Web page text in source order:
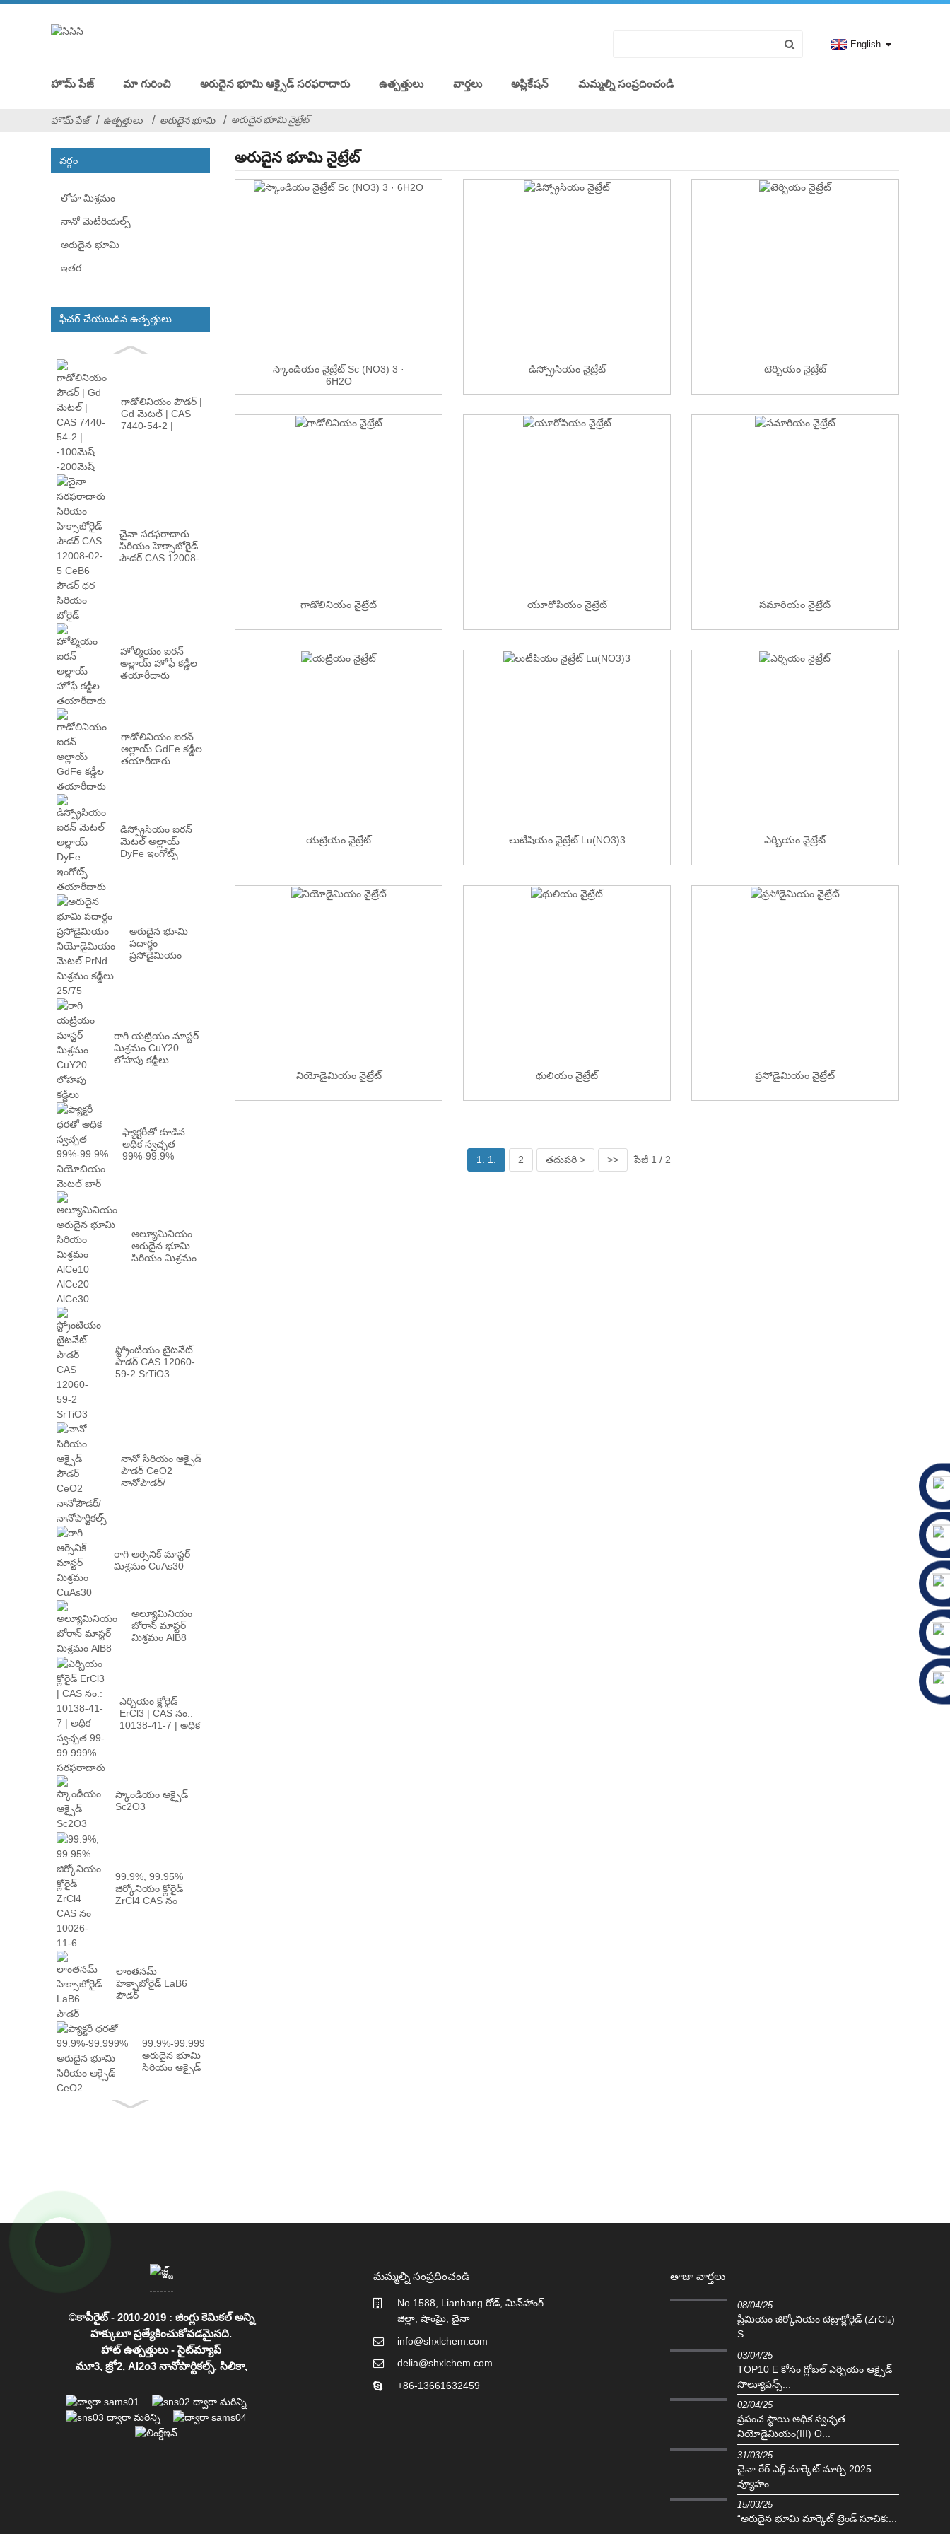
హొమ్ పేజ్ మా గురించి అరుదైన భూమి ఆక్సైడ్ సరఫరాదారు ఉత్పత్తులు వార్తలు అప్లికేషన్ మమ్మల్ని సంప్రదించండి
English
హొమ్ పేజ్ ఉత్పత్తులు అరుదైన భూమి అరుదైన భూమి నైట్రేట్
వర్గం
లోహ మిశ్రమం
నానో మెటీరియల్స్
అరుదైన భూమి
ఇతర
ఫీచర్ చేయబడిన ఉత్పత్తులు
గాడోలినియం పౌడర్ |
Gd మెటల్ | CAS
7440-54-2 |
చైనా సరఫరాదారు
సిరియం హెక్సాబోరైడ్
పౌడర్ CAS 12008-
హోల్మియం ఐరన్
అల్లాయ్ హోఫే కడ్డీల
తయారీదారు
గాడోలినియం ఐరన్
అల్లాయ్ GdFe కడ్డీల
తయారీదారు
డిస్ప్రోసియం ఐరన్
మెటల్ అల్లాయ్
DyFe ఇంగోట్స్
అరుదైన భూమి
పదార్థం
ప్రసోడైమియం
రాగి యట్రియం మాస్టర్
మిశ్రమం CuY20
లోహపు కడ్డీలు
ఫ్యాక్టరీతో కూడిన
అధిక స్వచ్ఛత
99%-99.9%
అల్యూమినియం
అరుదైన భూమి
సిరియం మిశ్రమం
స్ట్రోంటియం టైటనేట్
పౌడర్ CAS 12060-
59-2 SrTiO3
నానో సిరియం ఆక్సైడ్
పౌడర్ CeO2
నానోపౌడర్/
రాగి ఆర్సెనిక్ మాస్టర్
మిశ్రమం CuAs30
అల్యూమినియం
బోరాన్ మాస్టర్
మిశ్రమం AlB8
ఎర్బియం క్లోరైడ్
ErCl3 | CAS నం.:
10138-41-7 | అధిక
స్కాండియం ఆక్సైడ్
Sc2O3
99.9%, 99.95%
జిర్కోనియం క్లోరైడ్
ZrCl4 CAS నం
లాంతనమ్
హెక్సాబోరైడ్ LaB6
పౌడర్
99.9%-99.999%
అరుదైన భూమి
సిరియం ఆక్సైడ్
అరుదైన భూమి నైట్రేట్
స్కాండియం నైట్రేట్ Sc (NO3) 3 ·
6H2O
డిస్ప్రోసియం నైట్రేట్ టెర్బియం నైట్రేట్
గాడోలినియం నైట్రేట్ యూరోపియం నైట్రేట్ సమారియం నైట్రేట్
యట్రియం నైట్రేట్ లుటీషియం నైట్రేట్ Lu(NO3)3 ఎర్బియం నైట్రేట్
నియోడైమియం నైట్రేట్ థులియం నైట్రేట్ ప్రసోడైమియం నైట్రేట్
1. 1. 2 తదుపరి > >> పేజీ 1 / 2
©కాపీరైట్ - 2010-2019 : జింగ్లు కెమికల్ అన్ని
హక్కులూ ప్రత్యేకించుకోవడమైనది.
హాట్ ఉత్పత్తులు-సైట్‌మ్యాప్
మూ3, జ్రో2, Al2o3 నానోపార్టికల్స్, సిలికా,
మమ్మల్ని సంప్రదించండి
No 1588, Lianhang రోడ్, మిన్‌హాంగ్
జిల్లా, షాంఘై, చైనా
info@shxlchem.com
delia@shxlchem.com
+86-13661632459
తాజా వార్తలు
08/04/25
ప్రీమియం జిర్కోనియం టెట్రాక్లోరైడ్ (ZrCl₄)
S...
03/04/25
TOP10 E కోసం గ్లోబల్ ఎర్బియం ఆక్సైడ్
సొల్యూషన్స్...
02/04/25
ప్రపంచ స్థాయి అధిక స్వచ్ఛత
నియోడైమియం(III) O...
31/03/25
చైనా రేర్ ఎర్త్ మార్కెట్ మార్చి 2025:
వ్యూహం...
15/03/25
“అరుదైన భూమి మార్కెట్ ట్రెండ్ సూచిక:...